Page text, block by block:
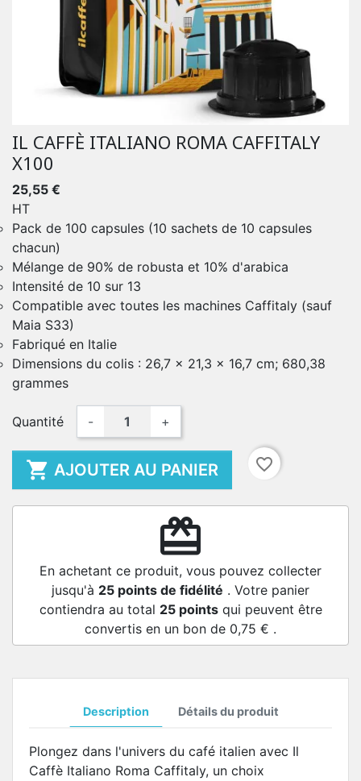
IL CAFFÈ ITALIANO ROMA CAFFITALY
X100
25,55 €
HT
Pack de 100 capsules (10 sachets de 10 capsules
chacun)
Mélange de 90% de robusta et 10% d'arabica
Intensité de 10 sur 13
Compatible avec toutes les machines Caffitaly (sauf
Maia S33)
Fabriqué en Italie
Dimensions du colis : 26,7 x 21,3 x 16,7 cm; 680,38
grammes
Quantité - +
 AJOUTER AU PANIER favorite_border
redeem
En achetant ce produit, vous pouvez collecter
jusqu'à 25 points de fidélité . Votre panier
contiendra au total 25pointsqui peuvent être
convertis en un bon de 0,75 € .
Description Détails du produit
Plongez dans l'univers du café italien avec Il
Caffè Italiano Roma Caffitaly, un choix